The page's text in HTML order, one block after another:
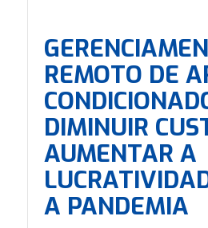
REMOTO DE
DIMINUIR
AUMENTAR A
A PANDEMIA